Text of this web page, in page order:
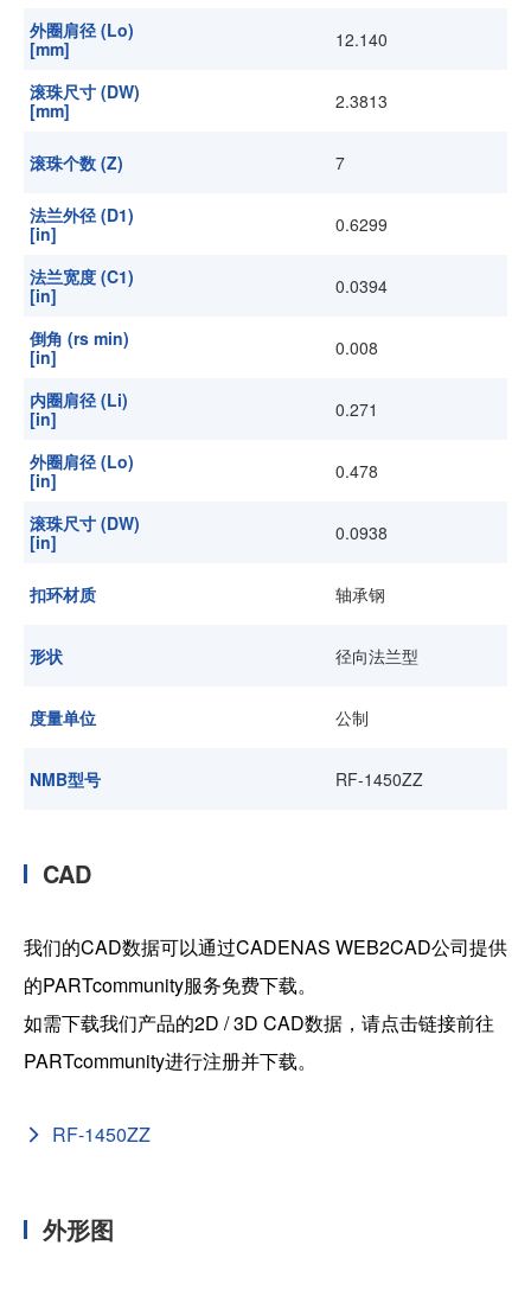
外圈肩径 (Lo)
[mm]
12.140
滚珠尺寸 (DW)
[mm]
2.3813
滚珠个数 (Z) 7
法兰外径 (D1)
[in]
0.6299
法兰宽度 (C1)
[in]
0.0394
倒角 (rs min)
[in]
0.008
内圈肩径 (Li)
[in]
0.271
外圈肩径 (Lo)
[in]
0.478
滚珠尺寸 (DW)
[in]
0.0938
扣环材质 轴承钢
形状 径向法兰型
度量单位 公制
NMB型号 RF-1450ZZ
CAD
我们的CAD数据可以通过CADENAS WEB2CAD公司提供
的PARTcommunity服务免费下载。
如需下载我们产品的2D / 3D CAD数据，请点击链接前往
PARTcommunity进行注册并下载。
RF-1450ZZ
外形图